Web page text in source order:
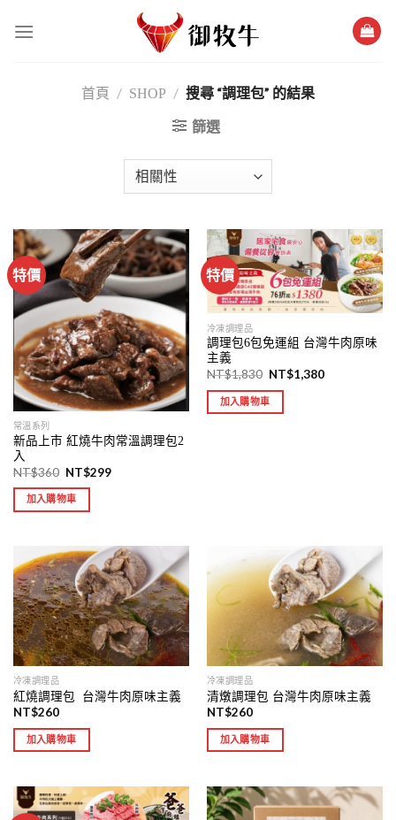
首頁
/ SHOP / 搜尋 “調理包” 的結果
篩選
特價
常溫系列
新品上市 紅燒牛肉常溫調理包2
入
NT$360 NT$299
加入購物車
特價
冷凍調理品
調理包6包免運組 台灣牛肉原味
主義
NT$1,830 NT$1,380
加入購物車
冷凍調理品
紅燒調理包 台灣牛肉原味主義
NT$260
加入購物車
冷凍調理品
清燉調理包 台灣牛肉原味主義
NT$260
加入購物車